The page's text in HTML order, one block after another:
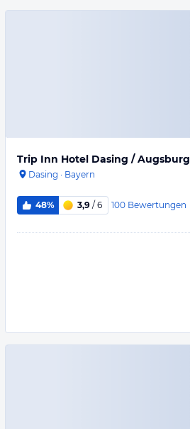
Trip Inn Hotel Dasing / Augsburg
Dasing · Bayern
48% 3,9 / 6 100 Bewertungen